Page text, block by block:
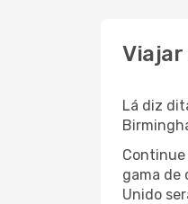
Viajar
Lá diz
Continue
gama de
Unido